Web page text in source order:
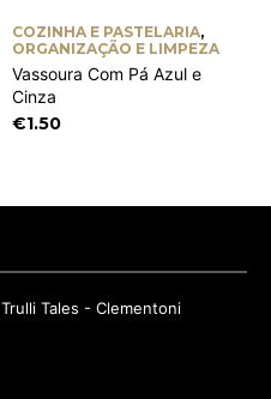
COZINHA E PASTELARIA,
ORGANIZAÇÃO E LIMPEZA
Vassoura Com Pá Azul e
Cinza
€1.50
Tales - Clementoni